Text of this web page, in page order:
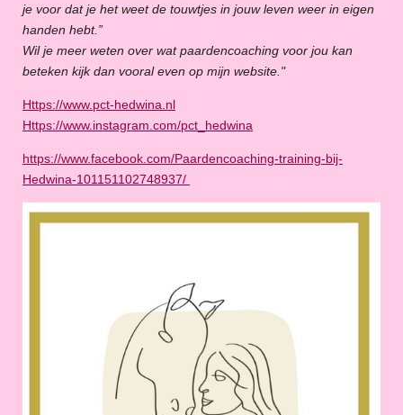
je voor dat je het weet de touwtjes in jouw leven weer in eigen
handen hebt.”
Wil je meer weten over wat paardencoaching voor jou kan
beteken kijk dan vooral even op mijn website."
Https://www.pct-hedwina.nl
Https://www.instagram.com/pct_hedwina
https://www.facebook.com/Paardencoaching-training-bij-
Hedwina-101151102748937/